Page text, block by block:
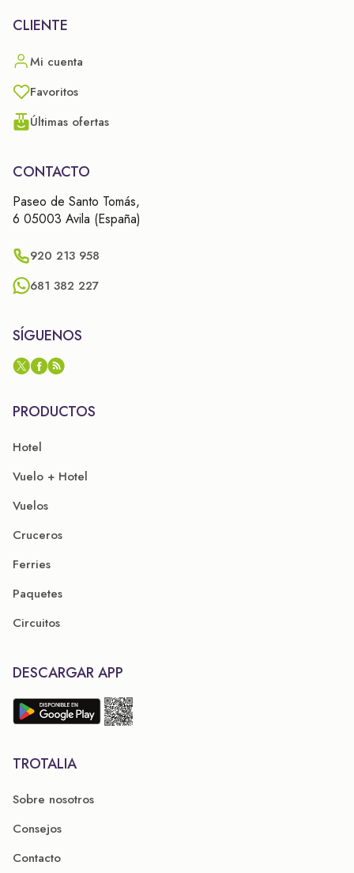
CLIENTE
Mi cuenta
Favoritos
Últimas ofertas
CONTACTO
Paseo de Santo Tomás,
6 05003 Avila (España)
920 213 958
681 382 227
SÍGUENOS
PRODUCTOS
Hotel
Vuelo + Hotel
Vuelos
Cruceros
Ferries
Paquetes
Circuitos
DESCARGAR APP
TROTALIA
Sobre nosotros
Consejos
Contacto